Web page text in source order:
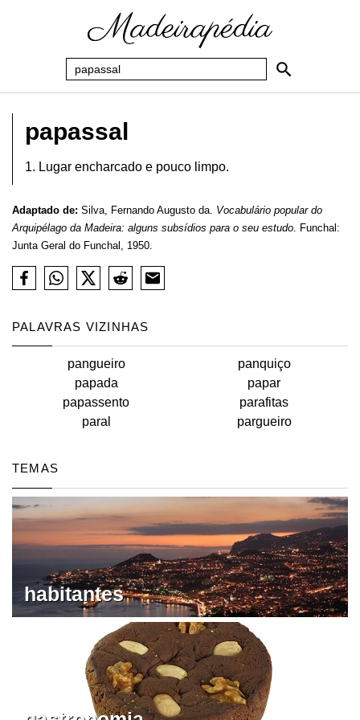
papassal
1. Lugar encharcado e pouco limpo.
Adaptado de: Silva, Fernando Augusto da. Vocabulário popular do
Arquipélago da Madeira: alguns subsídios para o seu estudo. Funchal:
Junta Geral do Funchal, 1950.
PALAVRAS VIZINHAS
pangueiro
panquiço
papada
papar
papassento
parafitas
paral
pargueiro
TEMAS
habitantes